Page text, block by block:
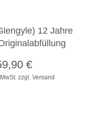
12 Jahre
zzgl. Versand
€